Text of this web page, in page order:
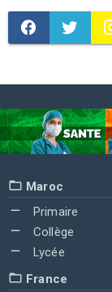
Maroc
Primaire
Collège
Lycée
France